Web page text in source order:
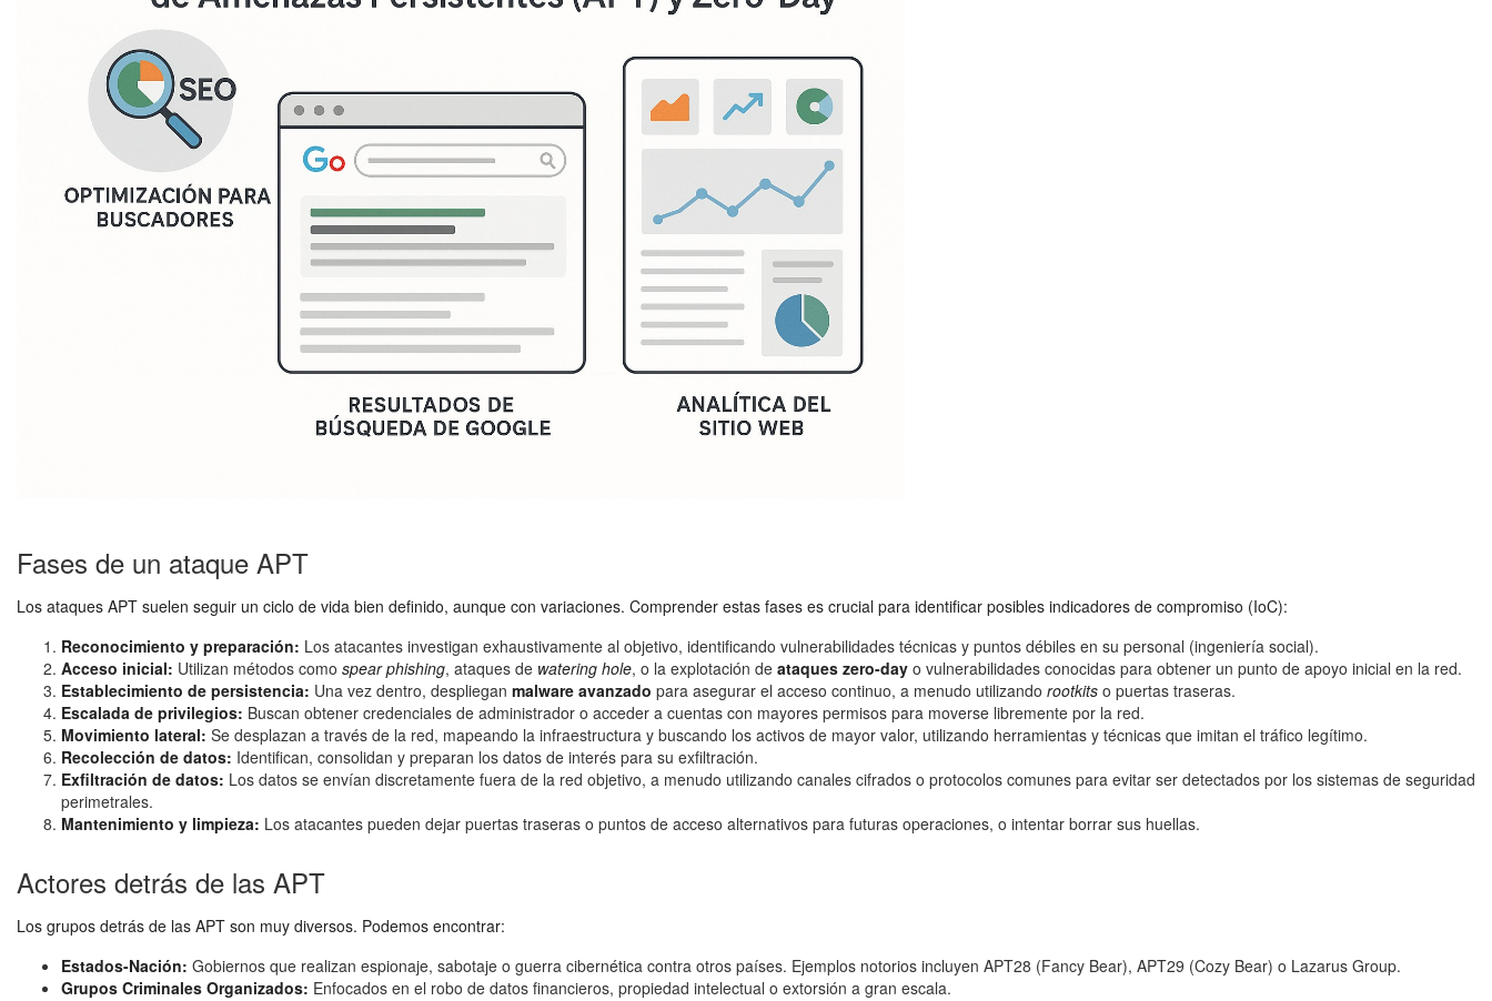
Fases de un ataque APT
Los ataques APT suelen seguir un ciclo de vida bien definido, aunque con variaciones. Comprender estas fases es crucial para identificar posibles indicadores de compromiso (IoC):
Reconocimiento y preparación: Los atacantes investigan exhaustivamente al objetivo, identificando vulnerabilidades técnicas y puntos débiles en su personal (ingeniería social).
Acceso inicial: Utilizan métodos como spear phishing, ataques de watering hole, o la explotación de ataques zero-day o vulnerabilidades conocidas para obtener un punto de apoyo inicial en la red.
Establecimiento de persistencia: Una vez dentro, despliegan malware avanzado para asegurar el acceso continuo, a menudo utilizando rootkits o puertas traseras.
Escalada de privilegios: Buscan obtener credenciales de administrador o acceder a cuentas con mayores permisos para moverse libremente por la red.
Movimiento lateral: Se desplazan a través de la red, mapeando la infraestructura y buscando los activos de mayor valor, utilizando herramientas y técnicas que imitan el tráfico legítimo.
Recolección de datos: Identifican, consolidan y preparan los datos de interés para su exfiltración.
Exfiltración de datos: Los datos se envían discretamente fuera de la red objetivo, a menudo utilizando canales cifrados o protocolos comunes para evitar ser detectados por los sistemas de seguridad
perimetrales.
Mantenimiento y limpieza: Los atacantes pueden dejar puertas traseras o puntos de acceso alternativos para futuras operaciones, o intentar borrar sus huellas.
Actores detrás de las APT
Los grupos detrás de las APT son muy diversos. Podemos encontrar:
Estados-Nación: Gobiernos que realizan espionaje, sabotaje o guerra cibernética contra otros países. Ejemplos notorios incluyen APT28 (Fancy Bear), APT29 (Cozy Bear) o Lazarus Group.
Grupos Criminales Organizados: Enfocados en el robo de datos financieros, propiedad intelectual o extorsión a gran escala.